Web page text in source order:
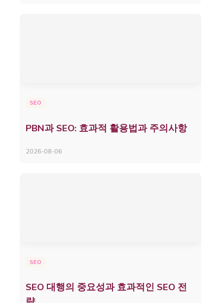
SEO
PBN과 SEO: 효과적 활용법과 주의사항
2026-08-06
SEO
SEO 대행의 중요성과 효과적인 SEO 전